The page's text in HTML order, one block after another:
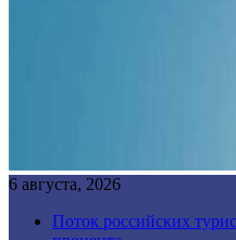
6 августа, 2026
Поток российских